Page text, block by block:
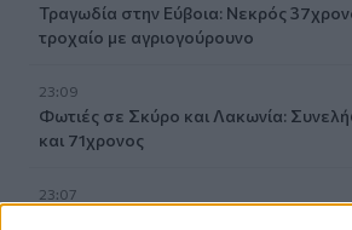
Τραγωδία στην Εύβοια: Νεκρός
τροχαίο με αγριογούρουνο
23:09
Φωτιές σε Σκύρο και Λακωνία:
και 71χρονος
23:07